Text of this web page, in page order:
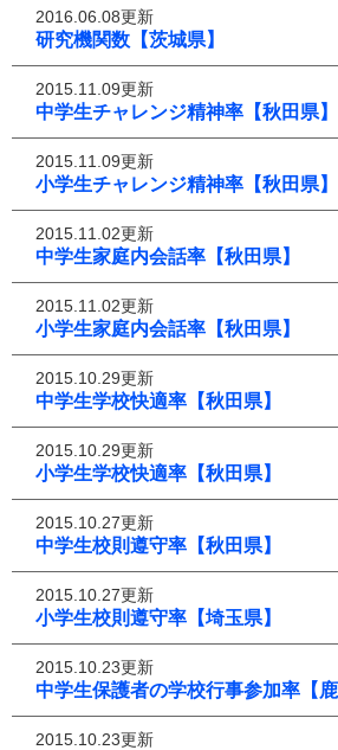
2016.06.08更新
研究機関数【茨城県】
2015.11.09更新
中学生チャレンジ精神率【秋田県】
2015.11.09更新
小学生チャレンジ精神率【秋田県】
2015.11.02更新
中学生家庭内会話率【秋田県】
2015.11.02更新
小学生家庭内会話率【秋田県】
2015.10.29更新
中学生学校快適率【秋田県】
2015.10.29更新
小学生学校快適率【秋田県】
2015.10.27更新
中学生校則遵守率【秋田県】
2015.10.27更新
小学生校則遵守率【埼玉県】
2015.10.23更新
中学生保護者の学校行事参加率【鹿
2015.10.23更新